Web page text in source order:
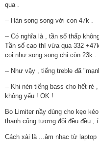
qua .
-- Hàn song song với con 47k .
-- Có nghĩa là , tần số thấp
Tần số cao thì vừa qua 332
coi như song song chỉ còn 23k .
-- Như vậy , tiếng treble đã
-- Khi nén tiếng bass cho hết rè
không yếu ! OK !
Bo Limiter nầy dùng cho kẹo
thanh cũng tương đối đều đều ,
Cách xài là ...âm nhạc từ